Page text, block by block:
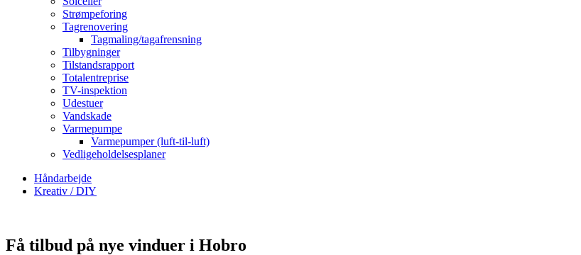
Strømpeforing
Tagrenovering
Tagmaling/tagafrensning
Tilbygninger
Tilstandsrapport
Totalentreprise
TV-inspektion
Udestuer
Vandskade
Varmepumpe
Varmepumper (luft-til-luft)
Vedligeholdelsesplaner
Håndarbejde
Kreativ / DIY
Få tilbud på nye vinduer i Hobro